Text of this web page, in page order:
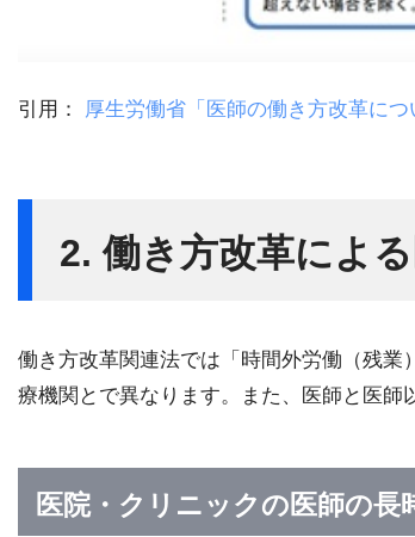
引用： 厚生労働省「医師の働き方改革につ
2. 働き方改革によ
働き方改革関連法では「時間外労働（残
療機関とで異なります。また、医師と医師
医院・クリニックの医師の長